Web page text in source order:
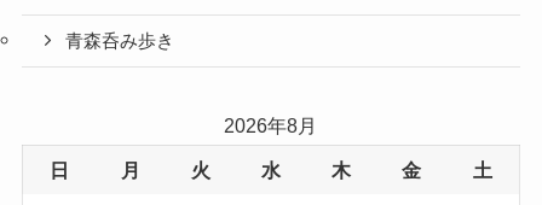
青森呑み歩き
2026年8月
日 月 火 水 木 金 土